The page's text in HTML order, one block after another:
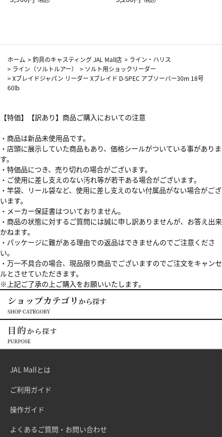
ホーム >釣具のキャスティング JAL Mall店 > ライン・ハリス
> ライン（ソルトルアー） > ソルト用ショックリーダー
>Xブレイドジャパン リーダー Xブレイド D-SPEC アブソーバー30m 18号
60lb
【特価】【訳あり】商品ご購入においての注意
・商品は新品未使用品です。
・店頭に展示していた商品もあり、価格シールがついている事がありま
す。
・特価品につき、売り切れの場合がございます。
・ご使用に差し支えのない汚れ等が若干ある場合がございます。
・竿袋、リール袋など、使用に差し支えのない付属品がない場合がござ
います。
・メーカー保証書はついておりません。
・商品の状態に対するご質問には誠に申し訳ありませんが、お答え出来
かねます。
・パッケージに難がある理由での返品はできませんのでご注意くださ
い。
・万一不具合の場合、現品限り商品でございますのでご注文をキャンセ
ルとさせていただきます。
※上記ご了承の上ご購入をお願いいたします。
JAL Mallとは
ご利用ガイド
操作ガイド
よくあるご質問・お問い合わせ